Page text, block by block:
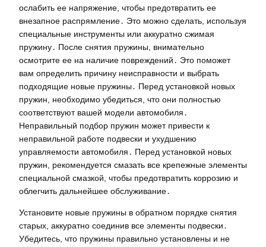
ослабить ее напряжение, чтобы предотвратить ее
внезапное распрямление․ Это можно сделать, используя
специальные инструменты или аккуратно сжимая
пружину․ После снятия пружины, внимательно
осмотрите ее на наличие повреждений․ Это поможет
вам определить причину неисправности и выбрать
подходящие новые пружины․ Перед установкой новых
пружин, необходимо убедиться, что они полностью
соответствуют вашей модели автомобиля․
Неправильный подбор пружин может привести к
неправильной работе подвески и ухудшению
управляемости автомобиля․ Перед установкой новых
пружин, рекомендуется смазать все крепежные элементы
специальной смазкой, чтобы предотвратить коррозию и
облегчить дальнейшее обслуживание․
Установите новые пружины в обратном порядке снятия
старых, аккуратно соединив все элементы подвески․
Убедитесь, что пружины правильно установлены и не